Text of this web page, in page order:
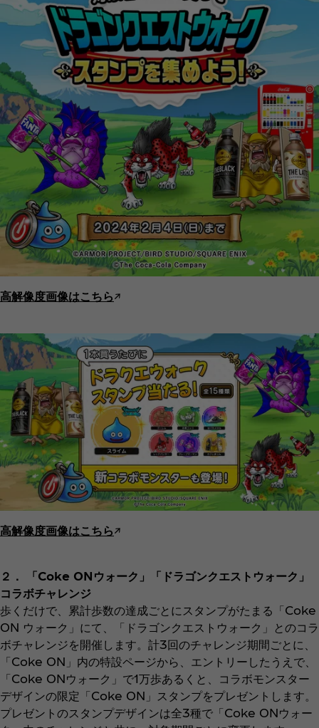
高解像度画像はこちら↗︎
高解像度画像はこちら↗︎
２． 「Coke ONウォーク」「ドラゴンクエストウォーク」
コラボチャレンジ
歩くだけで、累計歩数の達成ごとにスタンプがたまる「Coke
ON ウォーク」にて、「ドラゴンクエストウォーク」とのコラ
ボチャレンジを開催します。計3回のチャレンジ期間ごとに、
「Coke ON」内の特設ページから、エントリーしたうえで、
「Coke ONウォーク」で1万歩あるくと、コラボモンスター
デザインの限定「Coke ON」スタンプをプレゼントします。
プレゼントのスタンプデザインは全3種で「Coke ONウォー